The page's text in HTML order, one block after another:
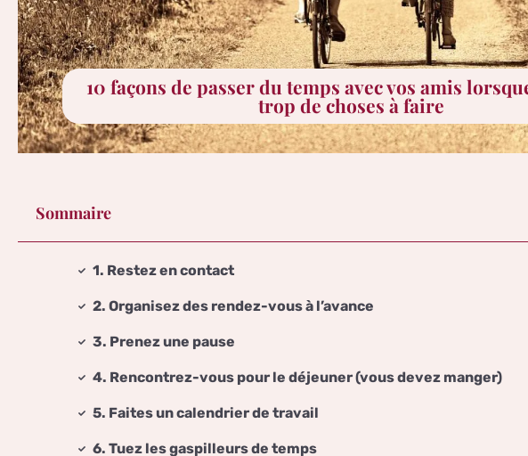
10 façons de passer du temps avec vos amis
trop de choses à faire
Sommaire
1. Restez en contact
2. Organisez des rendez-vous à l’avance
3. Prenez une pause
4. Rencontrez-vous pour le déjeuner (vous devez manger)
5. Faites un calendrier de travail
6. Tuez les gaspilleurs de temps